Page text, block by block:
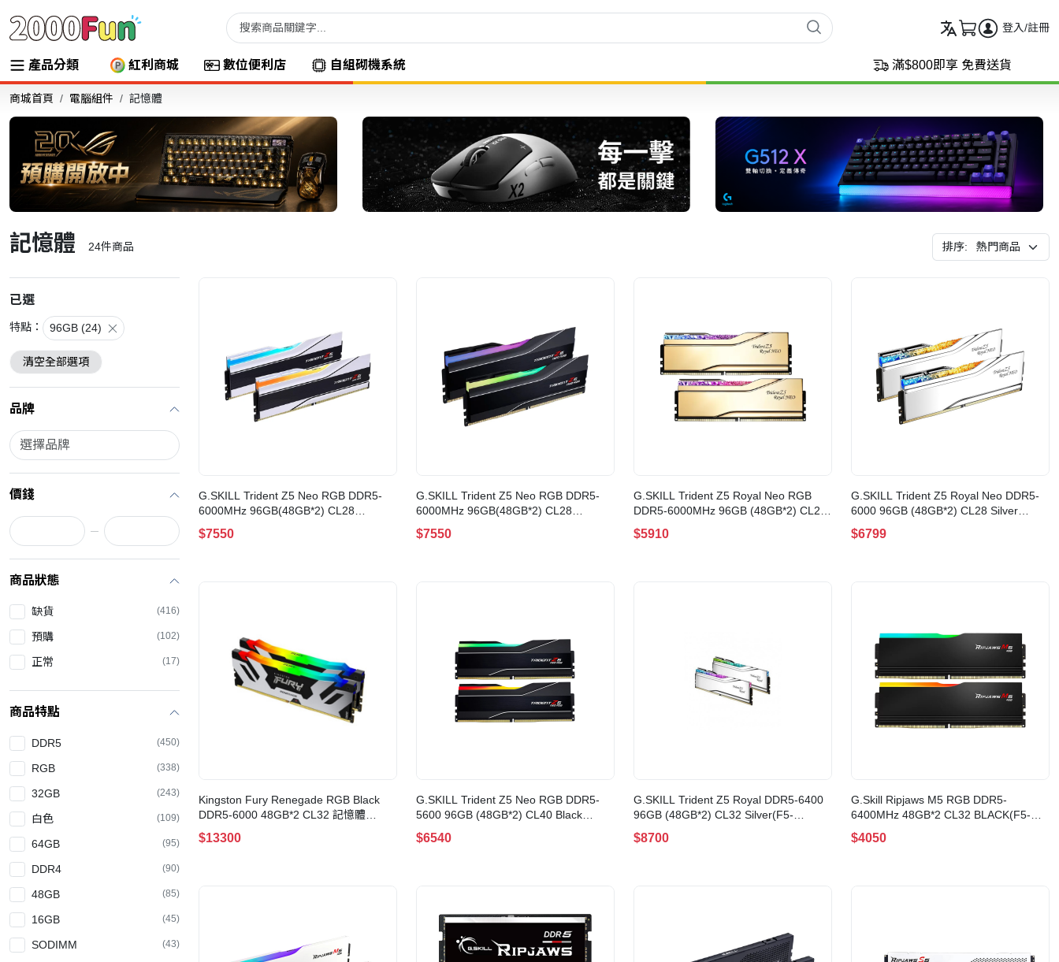
登入/註冊
產品分類 紅利商城 數位便利店 自組砌機系統 滿$800即享 免費送貨
商城首頁 電腦組件 記憶體
記憶體 24件商品 排序:
已選
特點： 96GB (24)
清空全部選項
品牌
價錢
商品狀態
缺貨 (416)
預購 (102)
正常 (17)
商品特點
DDR5 (450)
RGB (338)
32GB (243)
白色 (109)
64GB (95)
DDR4 (90)
48GB (85)
16GB (45)
SODIMM (43)
G.SKILL Trident Z5 Neo RGB DDR5-
6000MHz 96GB(48GB*2) CL28
White(F5-6000J2836F48GX2-
TZ5NRW)
$7550
G.SKILL Trident Z5 Neo RGB DDR5-
6000MHz 96GB(48GB*2) CL28
Black(F5-6000J2836F48GX2-TZ5NR)
$7550
G.SKILL Trident Z5 Royal Neo RGB
DDR5-6000MHz 96GB (48GB*2) CL28
GOLD(F5-6000J2836F48GX2-TR5NG)
$5910
G.SKILL Trident Z5 Royal Neo DDR5-
6000 96GB (48GB*2) CL28 Silver
EXPO AMD(F5-6000J2836F48GX2-
TR5NS)
$6799
Kingston Fury Renegade RGB Black
DDR5-6000 48GB*2 CL32 記憶體
(KF560C32RSAK2-96)
$13300
G.SKILL Trident Z5 Neo RGB DDR5-
5600 96GB (48GB*2) CL40 Black
EXPO AMD(F5-5600J4040D48GX2-
TZ5NR)
$6540
G.SKILL Trident Z5 Royal DDR5-6400
96GB (48GB*2) CL32 Silver(F5-
6400J3239F48GX2-TR5S)
$8700
G.Skill Ripjaws M5 RGB DDR5-
6400MHz 48GB*2 CL32 BLACK(F5-
6400J3239F48GX2-RM5RK)
$4050